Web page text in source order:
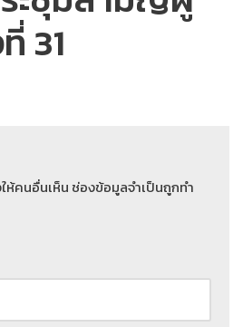
31
ห้คนอื่นเห็น ช่องข้อมูลจำเป็นถูกทำ